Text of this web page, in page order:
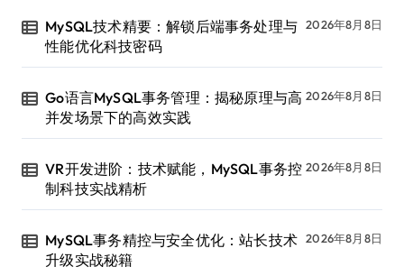
MySQL技术精要：解锁后端事务处理与
性能优化科技密码
2026年8月8日
Go语言MySQL事务管理：揭秘原理与高
并发场景下的高效实践
2026年8月8日
VR开发进阶：技术赋能，MySQL事务控
制科技实战精析
2026年8月8日
MySQL事务精控与安全优化：站长技术
升级实战秘籍
2026年8月8日